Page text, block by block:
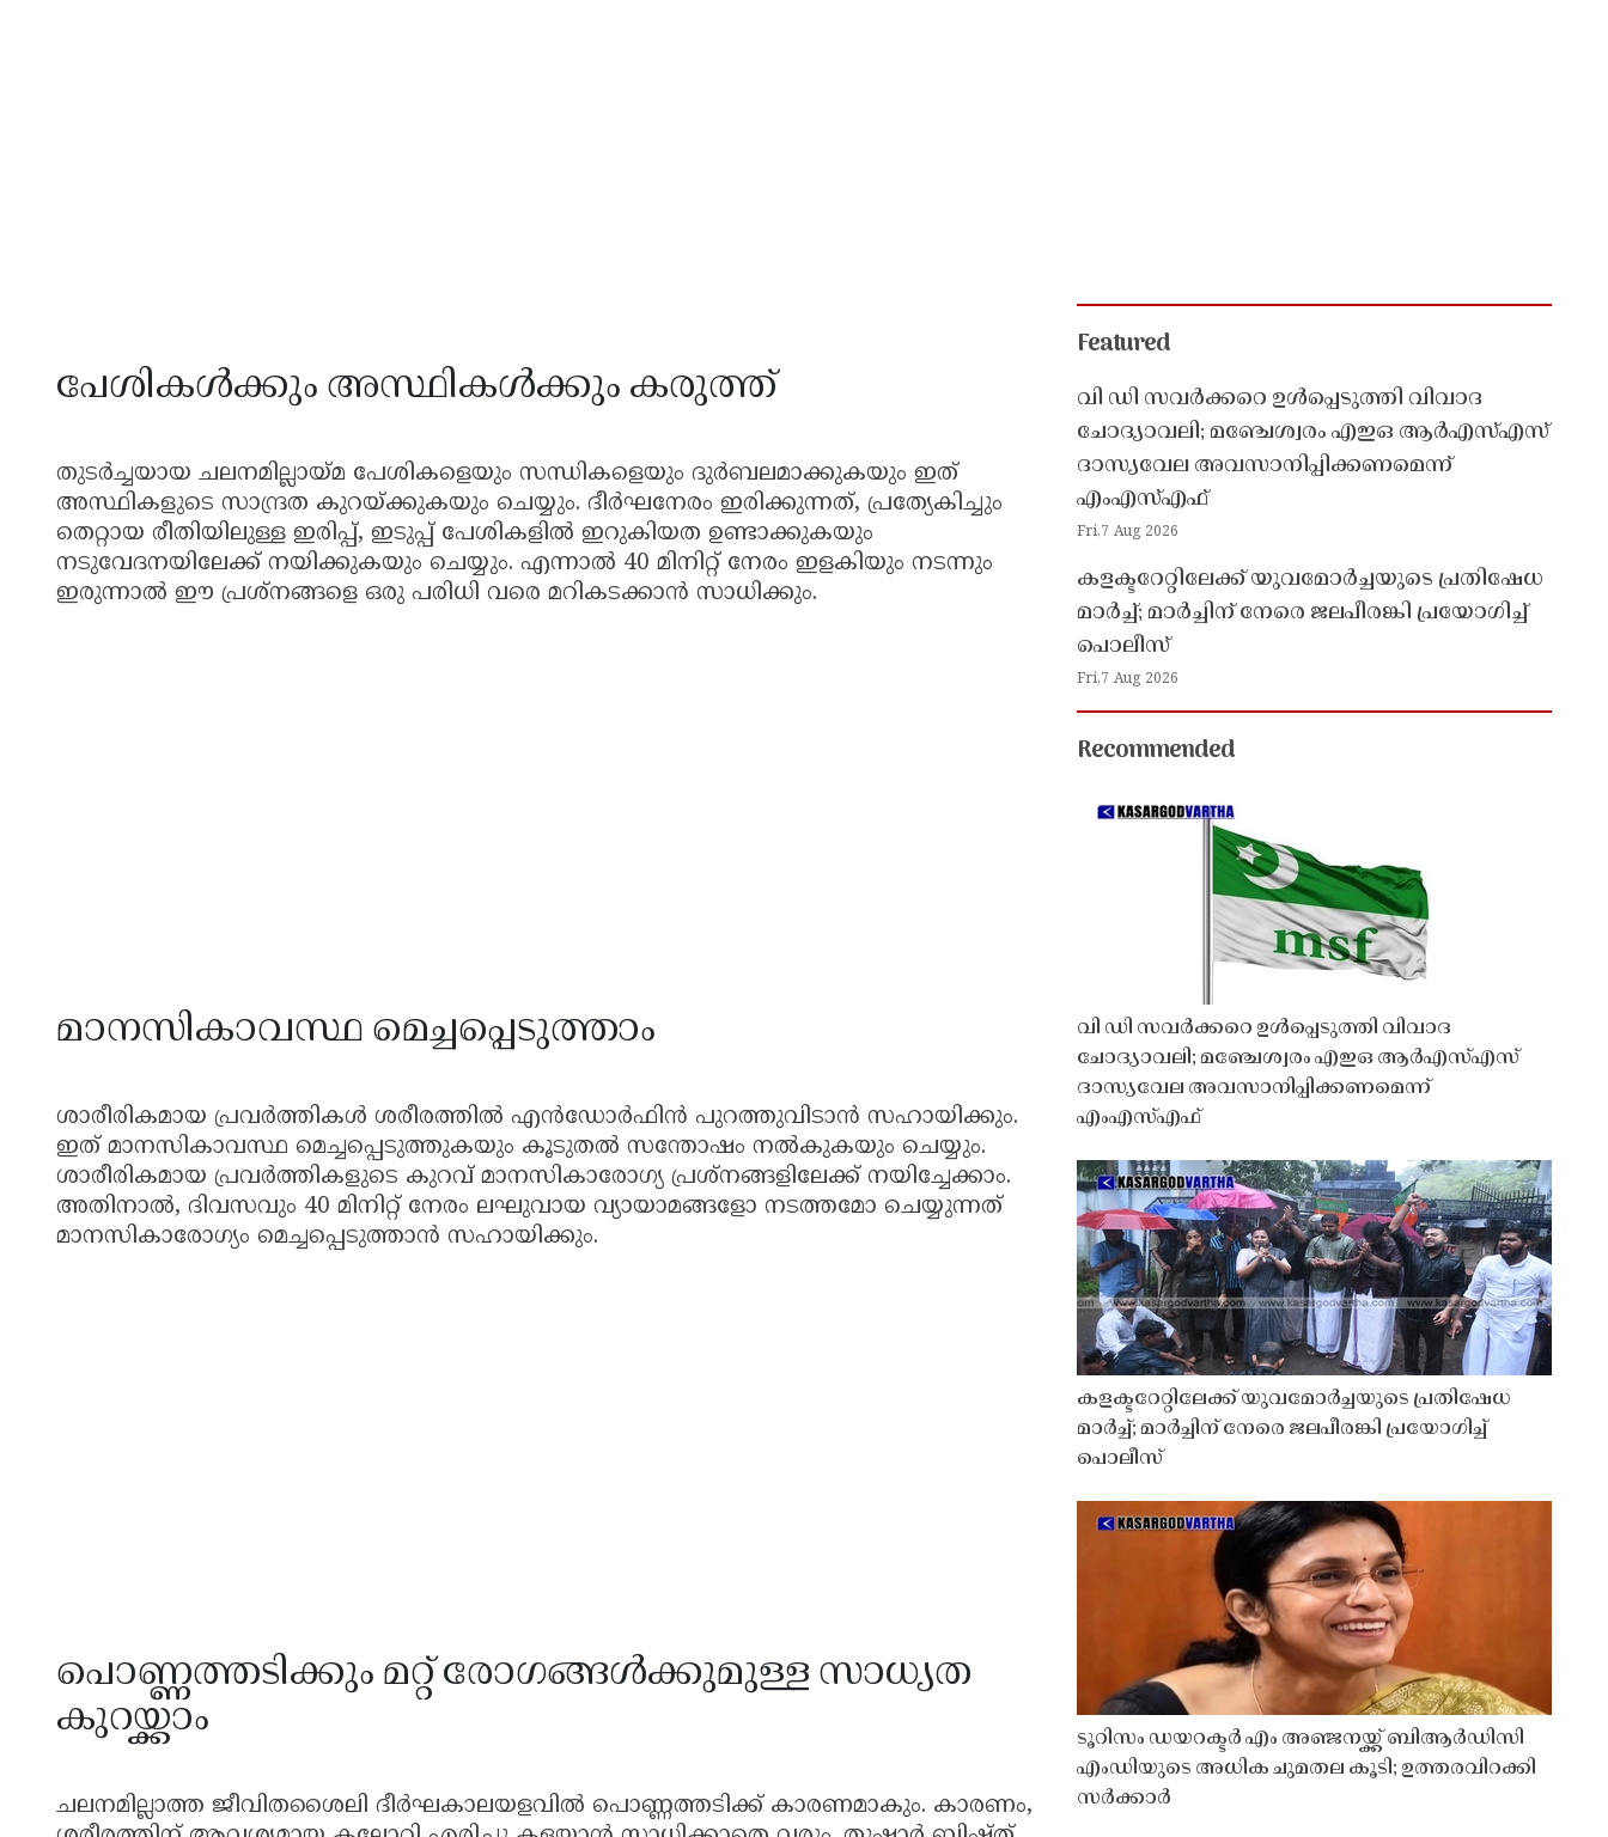
പേശികൾക്കും അസ്ഥികൾക്കും കരുത്ത്
തുടർച്ചയായ ചലനമില്ലായ്മ പേശികളെയും സന്ധികളെയും ദുർബലമാക്കുകയും ഇത്
അസ്ഥികളുടെ സാന്ദ്രത കുറയ്ക്കുകയും ചെയ്യും. ദീർഘനേരം ഇരിക്കുന്നത്, പ്രത്യേകിച്ചും
തെറ്റായ രീതിയിലുള്ള ഇരിപ്പ്, ഇടുപ്പ് പേശികളിൽ ഇറുകിയത ഉണ്ടാക്കുകയും
നടുവേദനയിലേക്ക് നയിക്കുകയും ചെയ്യും. എന്നാൽ 40 മിനിറ്റ് നേരം ഇളകിയും നടന്നും
ഇരുന്നാൽ ഈ പ്രശ്നങ്ങളെ ഒരു പരിധി വരെ മറികടക്കാൻ സാധിക്കും.
മാനസികാവസ്ഥ മെച്ചപ്പെടുത്താം
ശാരീരികമായ പ്രവർത്തികൾ ശരീരത്തിൽ എൻഡോർഫിൻ പുറത്തുവിടാൻ സഹായിക്കും.
ഇത് മാനസികാവസ്ഥ മെച്ചപ്പെടുത്തുകയും കൂടുതൽ സന്തോഷം നൽകുകയും ചെയ്യും.
ശാരീരികമായ പ്രവർത്തികളുടെ കുറവ് മാനസികാരോഗ്യ പ്രശ്നങ്ങളിലേക്ക് നയിച്ചേക്കാം.
അതിനാൽ, ദിവസവും 40 മിനിറ്റ് നേരം ലഘുവായ വ്യായാമങ്ങളോ നടത്തമോ ചെയ്യുന്നത്
മാനസികാരോഗ്യം മെച്ചപ്പെടുത്താൻ സഹായിക്കും.
പൊണ്ണത്തടിക്കും മറ്റ് രോഗങ്ങൾക്കുമുള്ള സാധ്യത
കുറയ്ക്കാം
ചലനമില്ലാത്ത ജീവിതശൈലി ദീർഘകാലയളവിൽ പൊണ്ണത്തടിക്ക് കാരണമാകും. കാരണം,
Featured
വി ഡി സവർക്കറെ ഉൾപ്പെടുത്തി വിവാദ
ചോദ്യാവലി; മഞ്ചേശ്വരം എഇഒ ആർഎസ്എസ്
ദാസ്യവേല അവസാനിപ്പിക്കണമെന്ന്
എംഎസ്എഫ്
Fri,7 Aug 2026
കളക്ടറേറ്റിലേക്ക് യുവമോർച്ചയുടെ പ്രതിഷേധ
മാർച്ച്; മാർച്ചിന് നേരെ ജലപീരങ്കി പ്രയോഗിച്ച്
പൊലീസ്
Fri,7 Aug 2026
Recommended
വി ഡി സവർക്കറെ ഉൾപ്പെടുത്തി വിവാദ
ചോദ്യാവലി; മഞ്ചേശ്വരം എഇഒ ആർഎസ്എസ്
ദാസ്യവേല അവസാനിപ്പിക്കണമെന്ന്
എംഎസ്എഫ്
കളക്ടറേറ്റിലേക്ക് യുവമോർച്ചയുടെ പ്രതിഷേധ
മാർച്ച്; മാർച്ചിന് നേരെ ജലപീരങ്കി പ്രയോഗിച്ച്
പൊലീസ്
ടൂറിസം ഡയറക്ടർ എം അഞ്ജനയ്ക്ക് ബിആർഡിസി
എംഡിയുടെ അധിക ചുമതല കൂടി; ഉത്തരവിറക്കി
സർക്കാർ